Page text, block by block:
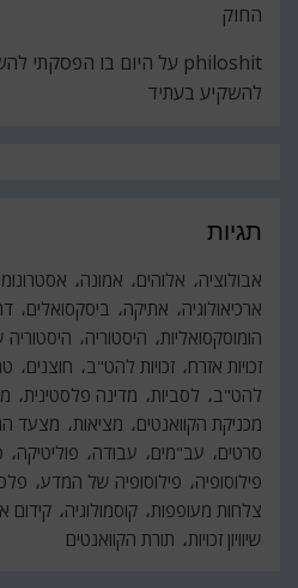
החוק
philoshit על היום בו הפסקתי
להשקיע בעתיד
תגיות
אבולוציה אלוהים אמונה
ארכיאולוגיה
אתיקה ביסקסואלים
הומוסקסואליות היסטוריה
זכויות אזרח זכויות להט"ב חוצנים
להט"ב
לסביות מדינה פלסטינית
מכניקת הקוואנטים
מציאות מצעד
סרטים
עב"מים עבודה פוליטיקה
פילוסופיה
פילוסופיה של המדע
צלחות מעופפות קוסמולוגיה קידום
שיוויון זכויות תורת הקוואנטים